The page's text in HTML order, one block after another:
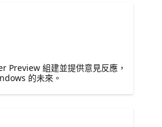
Preview 組建並提供意見反應，
的未來。